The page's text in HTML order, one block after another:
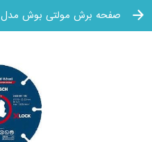
صفحه برش مولتی بوش مدل carbide multi wheel 2608901193